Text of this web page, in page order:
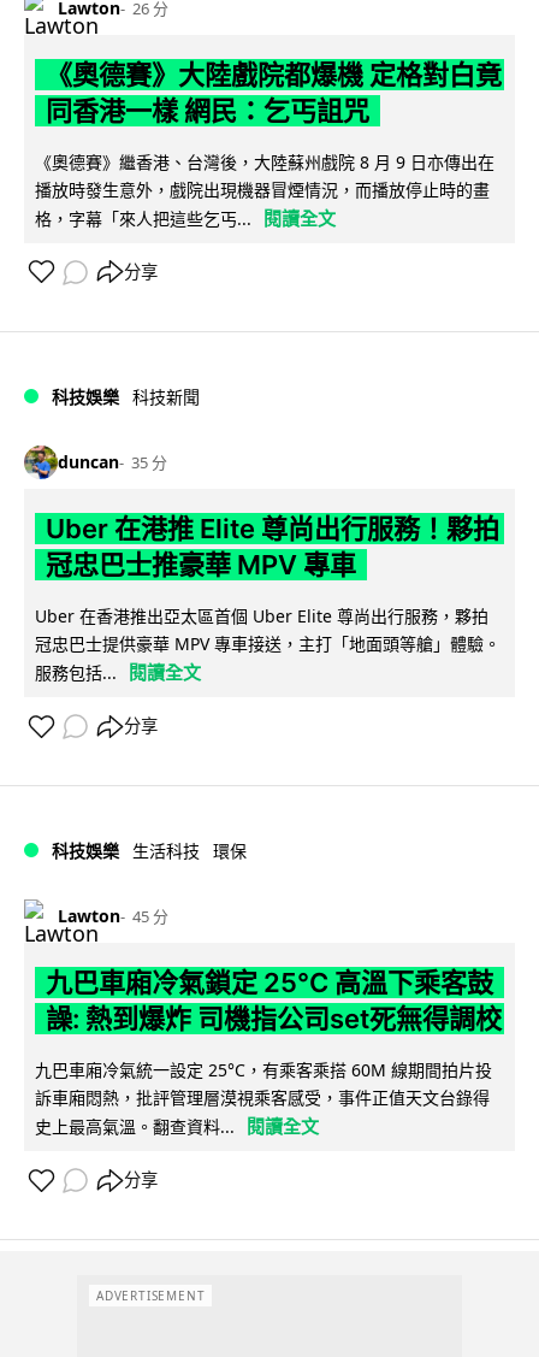
Lawton 26 分
《奧德賽》大陸戲院都爆機 定格對白竟
同香港一樣 網民：乞丐詛咒
《奧德賽》繼香港、台灣後，大陸蘇州戲院 8 月 9 日亦傳出在
播放時發生意外，戲院出現機器冒煙情況，而播放停止時的畫
格，字幕「來人把這些乞丐...
閱讀全文
分享
科技娛樂 科技新聞
duncan 35 分
Uber 在港推 Elite 尊尚出行服務！夥拍
冠忠巴士推豪華 MPV 專車
Uber 在香港推出亞太區首個 Uber Elite 尊尚出行服務，夥拍
冠忠巴士提供豪華 MPV 專車接送，主打「地面頭等艙」體驗。
服務包括...
閱讀全文
分享
科技娛樂 生活科技 環保
Lawton 45 分
九巴車廂冷氣鎖定 25°C 高溫下乘客鼓
譟: 熱到爆炸 司機指公司set死無得調校
九巴車廂冷氣統一設定 25°C，有乘客乘搭 60M 線期間拍片投
訴車廂悶熱，批評管理層漠視乘客感受，事件正值天文台錄得
史上最高氣溫。翻查資料...
閱讀全文
分享
ADVERTISEMENT